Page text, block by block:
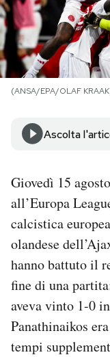
NEWSLETTER
I MIEI PREFERITI
AREA
Area Personale
Newsletter
Notifiche
Regala il Post
Hai bisogno di
(ANSA/EPA/OLAF
Ascolta
Giovedì 15
all’Europa
calcistica
olandese
hanno battuto il
fine di una
aveva vinto 1-0
Panathinaikos
tempi